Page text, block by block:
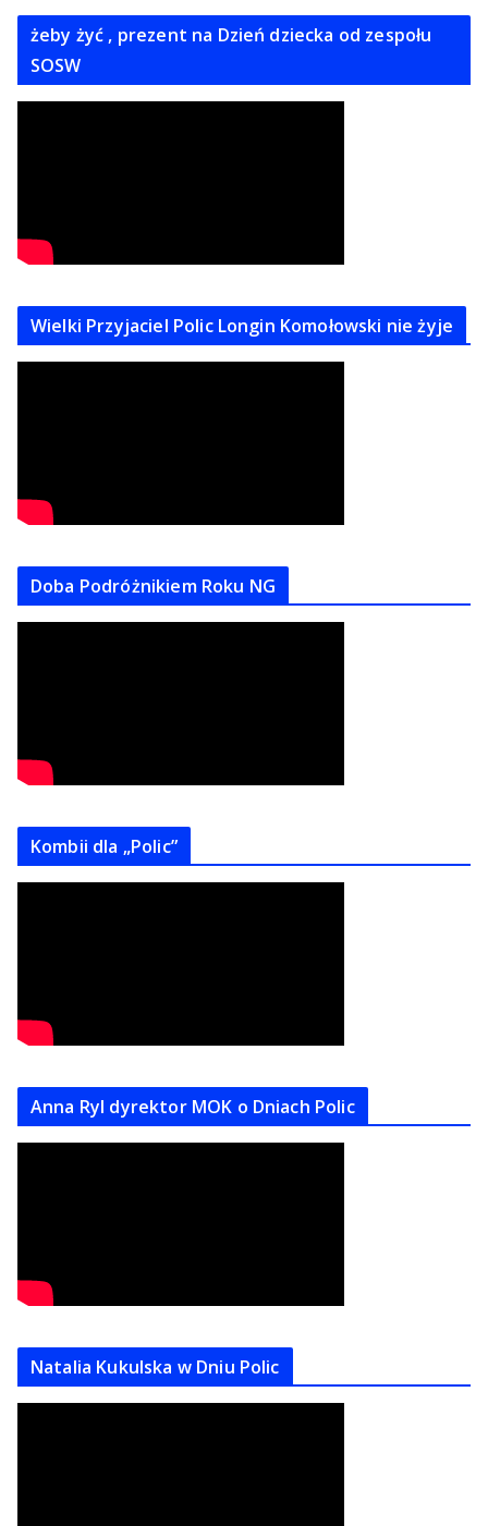
żeby żyć , prezent na Dzień dziecka od zespołu
SOSW
Wielki Przyjaciel Polic Longin Komołowski nie żyje
Doba Podróżnikiem Roku NG
Kombii dla „Polic”
Anna Ryl dyrektor MOK o Dniach Polic
Natalia Kukulska w Dniu Polic